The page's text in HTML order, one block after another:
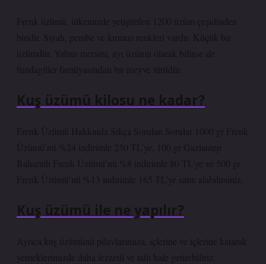
Frenk üzümü, ülkemizde yetiştirilen 1200 üzüm çeşidinden
biridir. Siyah, pembe ve kırmızı renkleri vardır. Küçük bir
üzümdür. Yaban mersini, ayı üzümü olarak bilinse de
fundagiller familyasından bir meyve türüdür.
Kuş üzümü kilosu ne kadar?
Frenk Üzümü Hakkında Sıkça Sorulan Sorular 1000 gr Frenk
Üzümü’nü %24 indirimle 250 TL’ye, 100 gr Gaziantep
Baharatlı Frenk Üzümü’nü %8 indirimle 80 TL’ye ve 500 gr
Frenk Üzümü’nü %13 indirimle 165 TL’ye satın alabilirsiniz.
Kuş üzümü ile ne yapılır?
Ayrıca kuş üzümünü pilavlarımıza, içlerine ve içlerine katarak
yemeklerimizde daha lezzetli ve tatlı hale getirebiliriz.